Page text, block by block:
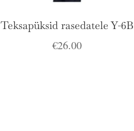
Teksapüksid rasedatele Y-6B
€26.00